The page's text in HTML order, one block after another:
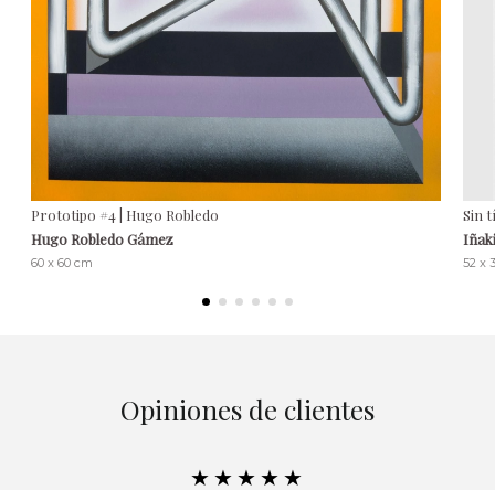
Prototipo #4 | Hugo Robledo
Hugo Robledo Gámez
60 x 60 cm
Sin
52 x
Opiniones de clientes
★★★★★